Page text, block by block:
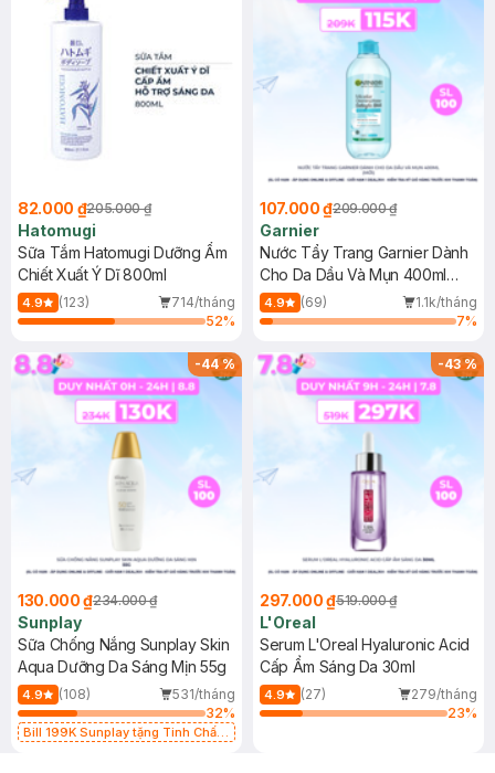
82.000 ₫205.000 ₫
Hatomugi
Sữa Tắm Hatomugi Dưỡng Ẩm
Chiết Xuất Ý Dĩ 800ml
4.9 (123)
714/tháng
52%
107.000 ₫209.000 ₫
Garnier
Nước Tẩy Trang Garnier Dành
Cho Da Dầu Và Mụn 400ml
(Mới)
4.9 (69)
1.1k/tháng
7%
-44%
130.000 ₫234.000 ₫
Sunplay
Sữa Chống Nắng Sunplay Skin
Aqua Dưỡng Da Sáng Mịn 55g
4.9 (108)
531/tháng
32%
Bill 199K Sunplay tặng Tinh Chất
-43%
297.000 ₫519.000 ₫
L'Oreal
Serum L'Oreal Hyaluronic Acid
Cấp Ẩm Sáng Da 30ml
4.9 (27)
279/tháng
23%